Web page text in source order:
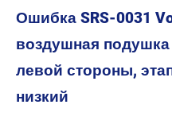
Ошибка SRS-0031
воздушная подушка
левой стороны,
низкий